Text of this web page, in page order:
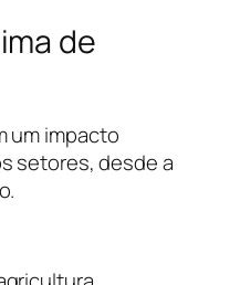
de
um impacto
setores, desde a